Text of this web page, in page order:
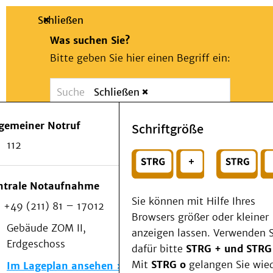
Suche
Schließen
Was suchen Sie?
Bitte geben Sie hier einen Begriff ein:
Suchen
Wählen Sie ein Thema für Ihren
Notfall
Schließen
Notruf
112
Notaufnahme
+49 (211) 81 – 17012
Gebäude ZOM II,
Erdgeschoss
Im Lageplan ansehen
Schriftgröße
Sie können mit Hilfe Ihres
Browsers größer oder kleiner
anzeigen lassen. Verwenden
dafür bitte STRG + und
Mit STRG o gelangen Sie
Patienten & Besucher
Als Patient am UKD
Beratung und Unterstützung
Veranstaltungen
Kommunikation im Medizinwesen (KIM)
Notfall
Forschung & Lehre
Medizinische Fakultät